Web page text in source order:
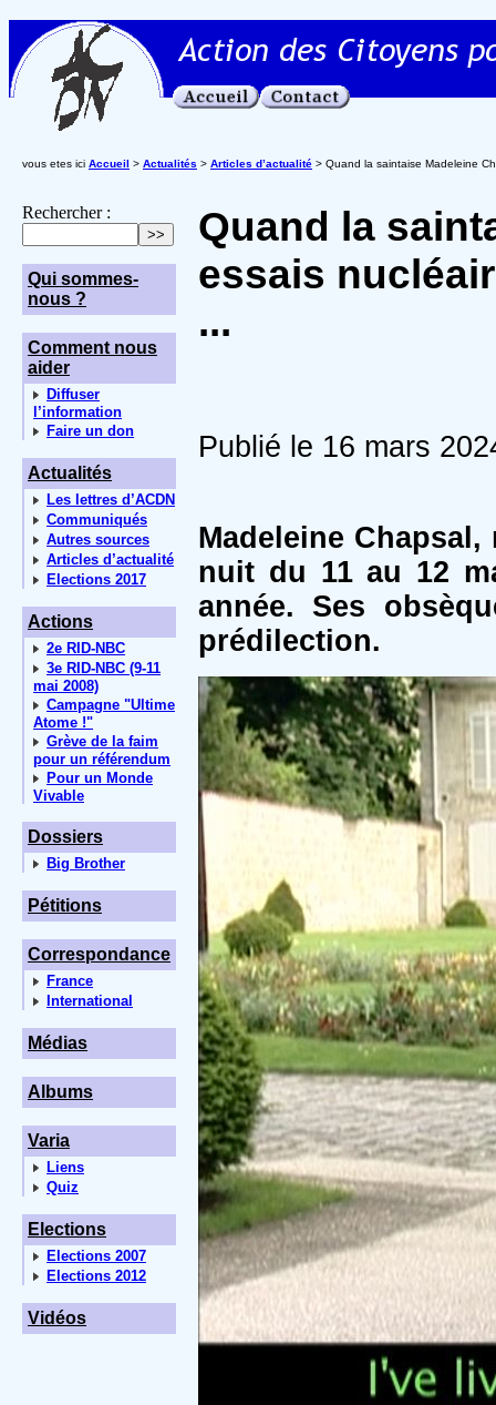
vous etes ici Accueil > Actualités > Articles d’actualité > Quand la saintaise Madeleine
Rechercher :
Qui sommes-
nous ?
Comment nous
aider
Diffuser
l’information
Faire un don
Actualités
Les lettres d’ACDN
Communiqués
Autres sources
Articles d’actualité
Elections 2017
Actions
2e RID-NBC
3e RID-NBC (9-11
mai 2008)
Campagne "Ultime
Atome !"
Grève de la faim
pour un référendum
Pour un Monde
Vivable
Dossiers
Big Brother
Pétitions
Correspondance
France
International
Médias
Albums
Varia
Liens
Quiz
Elections
Elections 2007
Elections 2012
Vidéos
Quand la
essais
...
Publié le 16 mars
Madeleine
nuit du 11 au 12
année. Ses
prédilection.